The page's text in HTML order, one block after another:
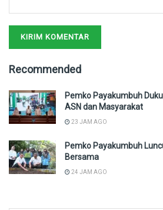
Recommended
Pemko Payakumbuh
ASN dan Masyarakat
23 JAM AGO
Pemko Payakumbuh
Bersama
24 JAM AGO